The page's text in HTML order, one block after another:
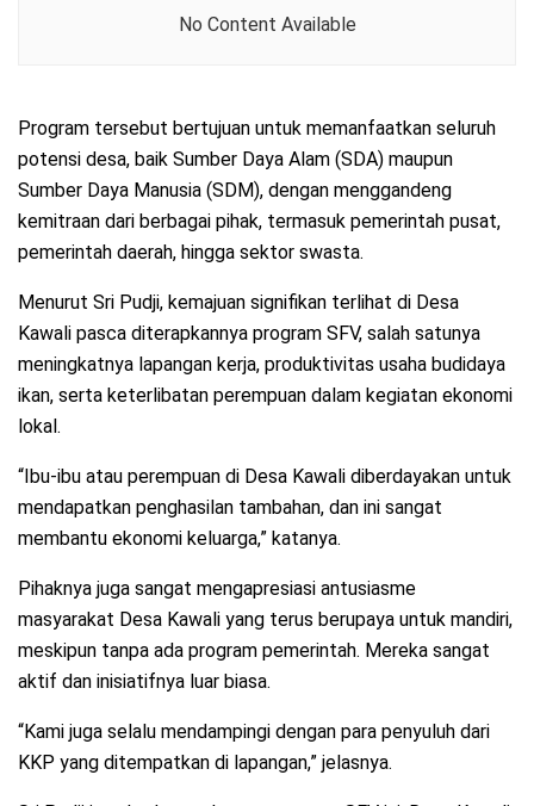
No Content Available
Program tersebut bertujuan untuk memanfaatkan seluruh
potensi desa, baik Sumber Daya Alam (SDA) maupun
Sumber Daya Manusia (SDM), dengan menggandeng
kemitraan dari berbagai pihak, termasuk pemerintah pusat,
pemerintah daerah, hingga sektor swasta.
Menurut Sri Pudji, kemajuan signifikan terlihat di Desa
Kawali pasca diterapkannya program SFV, salah satunya
meningkatnya lapangan kerja, produktivitas usaha budidaya
ikan, serta keterlibatan perempuan dalam kegiatan ekonomi
lokal.
“Ibu-ibu atau perempuan di Desa Kawali diberdayakan untuk
mendapatkan penghasilan tambahan, dan ini sangat
membantu ekonomi keluarga,” katanya.
Pihaknya juga sangat mengapresiasi antusiasme
masyarakat Desa Kawali yang terus berupaya untuk mandiri,
meskipun tanpa ada program pemerintah. Mereka sangat
aktif dan inisiatifnya luar biasa.
“Kami juga selalu mendampingi dengan para penyuluh dari
KKP yang ditempatkan di lapangan,” jelasnya.